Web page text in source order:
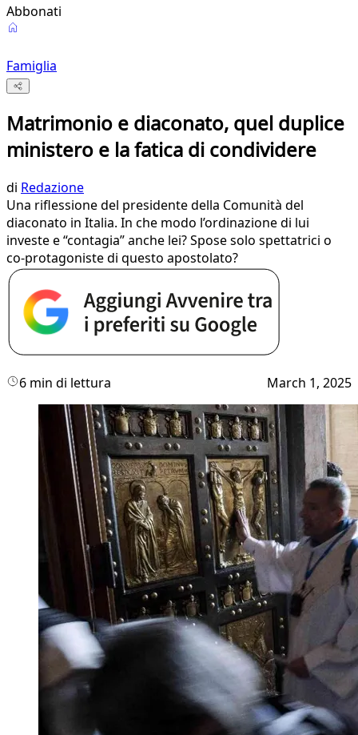
Abbonati
Famiglia
Matrimonio e diaconato, quel duplice
ministero e la fatica di condividere
di Redazione
Una riflessione del presidente della Comunità del
diaconato in Italia. In che modo l’ordinazione di lui
investe e “contagia” anche lei? Spose solo spettatrici o
co-protagoniste di questo apostolato?
6 min di lettura March 1, 2025